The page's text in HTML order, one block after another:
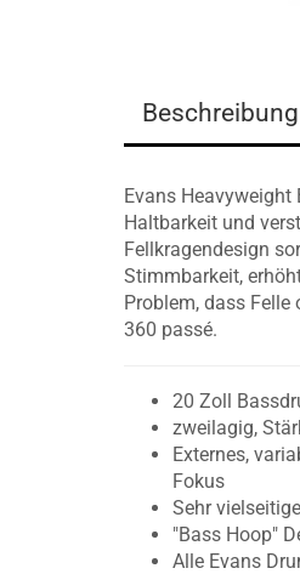
Beschreibung
Evans
Haltbarkeit und
Fellkragendesign
Stimmbarkeit,
Problem, dass
360 passé.
20 Zoll
zweilagig,
Externes,
Fokus
Sehr
"Bass Hoop"
Alle Evans